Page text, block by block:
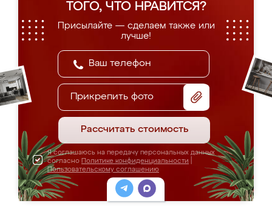
ТОГО, ЧТО НРАВИТСЯ?
Присылайте — сделаем также или
лучше!
Прикрепить фото
Рассчитать стоимость
Я соглашаюсь на передачу персональных данных
согласно Политике конфиденциальности
Пользовательскому соглашению